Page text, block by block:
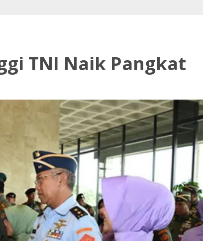
TNI Naik Pangkat